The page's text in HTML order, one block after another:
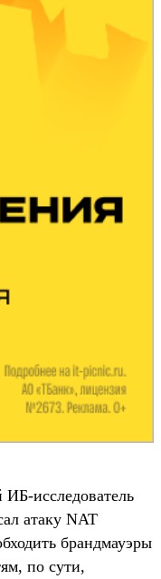
исследователь
атаку NAT
брандмауэры
по сути,